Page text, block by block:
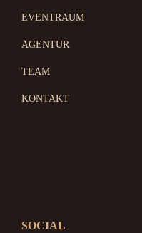
EVENTRAUM
AGENTUR
TEAM
KONTAKT
SOCIAL